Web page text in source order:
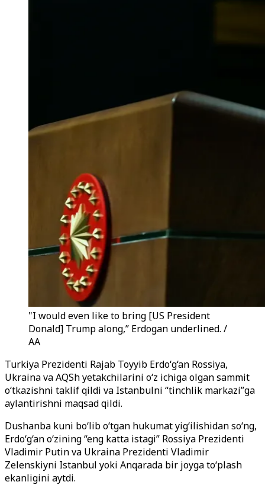
"I would even like to bring [US President
Donald] Trump along,” Erdogan underlined. /
AA
Turkiya Prezidenti Rajab Toyyib Erdo‘g‘an Rossiya,
Ukraina va AQSh yetakchilarini o‘z ichiga olgan sammit
o‘tkazishni taklif qildi va Istanbulni “tinchlik markazi”ga
aylantirishni maqsad qildi.
Dushanba kuni bo‘lib o‘tgan hukumat yig‘ilishidan so‘ng,
Erdo‘g‘an o‘zining “eng katta istagi” Rossiya Prezidenti
Vladimir Putin va Ukraina Prezidenti Vladimir
Zelenskiyni Istanbul yoki Anqarada bir joyga to‘plash
ekanligini aytdi.